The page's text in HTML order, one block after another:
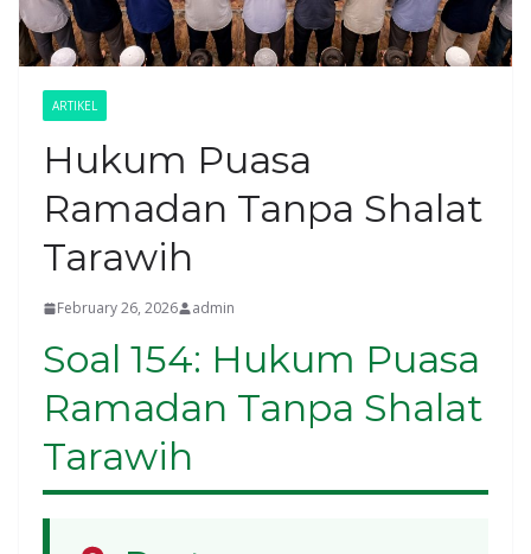
ARTIKEL
Hukum Puasa
Ramadan Tanpa Shalat
Tarawih
February 26, 2026 admin
Soal 154: Hukum Puasa
Ramadan Tanpa Shalat
Tarawih